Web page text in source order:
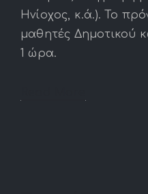
Ηνίοχος, κ.ά.). Το
μαθητές Δημοτικού
1 ώρα.